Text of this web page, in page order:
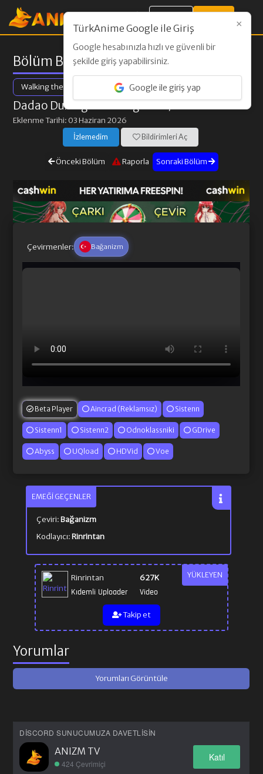
Bölüm Bilgileri
Walking the Way All Alone
Dadao Duxing: Die Long Bian/ 10. Bölüm
Eklenme Tarihi: 03 Haziran 2026
İzlemedim Bildirimleri Aç
Önceki Bölüm Raporla Sonraki Bölüm
Çevirmenler: Bağanizm
Beta Player Aincrad (Reklamsız) Sistenn
Sistenn1 Sistenn2 Odnoklassniki GDrive
Abyss UQload HDVid Voe
YÜKLEYEN
Rinrintan
Kıdemli Uploader
627K
Video
Takip et
EMEĞI GEÇENLER
Çeviri:Bağanizm
Kodlayıcı:Rinrintan
Yorumlar
Yorumları Görüntüle
DISCORD SUNUCUMUZA DAVETLISIN
ANIZM TV
424 Çevrimiçi
Katıl
×
TürkAnime Google ile Giriş
Google hesabınızla hızlı ve güvenli bir
şekilde giriş yapabilirsiniz.
Google ile giriş yap